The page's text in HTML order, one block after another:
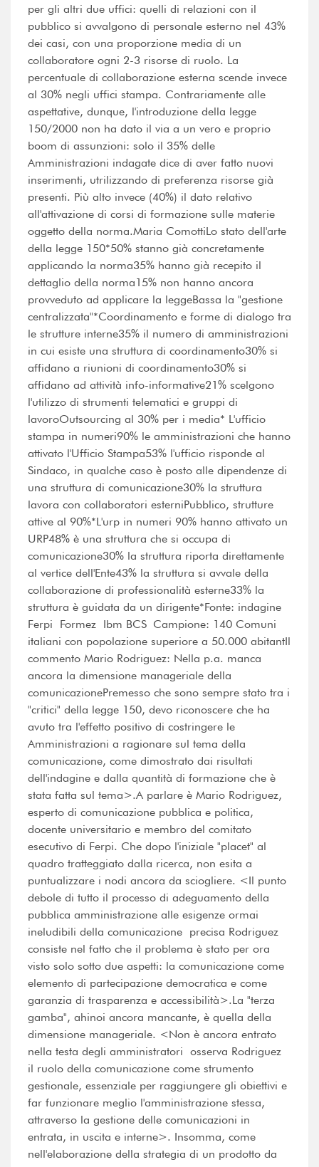
per gli altri due uffici: quelli di relazioni con il
pubblico si avvalgono di personale esterno nel 43%
dei casi, con una proporzione media di un
collaboratore ogni 2-3 risorse di ruolo. La
percentuale di collaborazione esterna scende invece
al 30% negli uffici stampa. Contrariamente alle
aspettative, dunque, l'introduzione della legge
150/2000 non ha dato il via a un vero e proprio
boom di assunzioni: solo il 35% delle
Amministrazioni indagate dice di aver fatto nuovi
inserimenti, utrilizzando di preferenza risorse già
presenti. Più alto invece (40%) il dato relativo
all'attivazione di corsi di formazione sulle materie
oggetto della norma.Maria ComottiLo stato dell'arte
della legge 150*50% stanno già concretamente
applicando la norma35% hanno già recepito il
dettaglio della norma15% non hanno ancora
provveduto ad applicare la leggeBassa la "gestione
centralizzata"*Coordinamento e forme di dialogo tra
le strutture interne35% il numero di amministrazioni
in cui esiste una struttura di coordinamento30% si
affidano a riunioni di coordinamento30% si
affidano ad attività info-informative21% scelgono
l'utilizzo di strumenti telematici e gruppi di
lavoroOutsourcing al 30% per i media* L'ufficio
stampa in numeri90% le amministrazioni che hanno
attivato l'Ufficio Stampa53% l'ufficio risponde al
Sindaco, in qualche caso è posto alle dipendenze di
una struttura di comunicazione30% la struttura
lavora con collaboratori esterniPubblico, strutture
attive al 90%*L'urp in numeri 90% hanno attivato un
URP48% è una struttura che si occupa di
comunicazione30% la struttura riporta direttamente
al vertice dell'Ente43% la struttura si avvale della
collaborazione di professionalità esterne33% la
struttura è guidata da un dirigente*Fonte: indagine
Ferpi  Formez  Ibm BCS Campione: 140 Comuni
italiani con popolazione superiore a 50.000 abitantIl
commento Mario Rodriguez: Nella p.a. manca
ancora la dimensione manageriale della
comunicazionePremesso che sono sempre stato tra i
"critici" della legge 150, devo riconoscere che ha
avuto tra l'effetto positivo di costringere le
Amministrazioni a ragionare sul tema della
comunicazione, come dimostrato dai risultati
dell'indagine e dalla quantità di formazione che è
stata fatta sul tema>.A parlare è Mario Rodriguez,
esperto di comunicazione pubblica e politica,
docente universitario e membro del comitato
esecutivo di Ferpi. Che dopo l'iniziale "placet" al
quadro tratteggiato dalla ricerca, non esita a
puntualizzare i nodi ancora da sciogliere. <Il punto
debole di tutto il processo di adeguamento della
pubblica amministrazione alle esigenze ormai
ineludibili della comunicazione  precisa Rodriguez 
consiste nel fatto che il problema è stato per ora
visto solo sotto due aspetti: la comunicazione come
elemento di partecipazione democratica e come
garanzia di trasparenza e accessibilità>.La "terza
gamba", ahinoi ancora mancante, è quella della
dimensione manageriale. <Non è ancora entrato
nella testa degli amministratori  osserva Rodriguez 
il ruolo della comunicazione come strumento
gestionale, essenziale per raggiungere gli obiettivi e
far funzionare meglio l'amministrazione stessa,
attraverso la gestione delle comunicazioni in
entrata, in uscita e interne>. Insomma, come
nell'elaborazione della strategia di un prodotto da